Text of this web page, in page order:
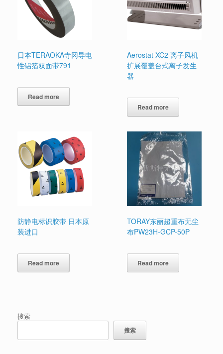
日本TERAOKA寺冈导电
性铝箔双面带791
Read more
Aerostat XC2 离子风机
扩展覆盖台式离子发生
器
Read more
防静电标识胶带 日本原
装进口
Read more
TORAY东丽超重布无尘
布PW23H-GCP-50P
Read more
搜索
搜索